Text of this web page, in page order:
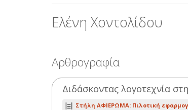
Ελένη Χοντολίδου
Αρθρογραφία
Διδάσκοντας λογοτεχνία
Στήλη ΑΦΙΕΡΩΜΑ: Πιλοτική